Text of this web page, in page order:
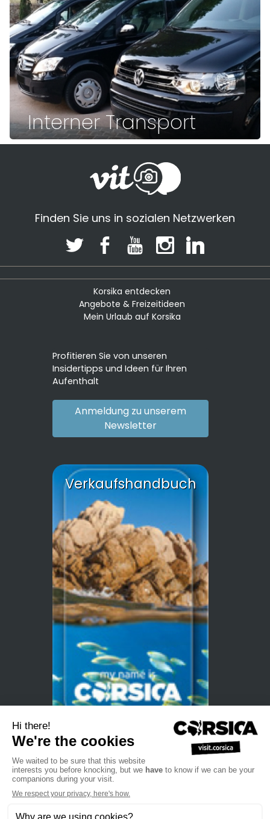
Interner Transport
Finden Sie uns in sozialen Netzwerken
Korsika entdecken
Angebote & Freizeitideen
Mein Urlaub auf Korsika
Profitieren Sie von unseren
Insidertipps und Ideen für Ihren
Aufenthalt
Anmeldung zu unserem
Newsletter
Verkaufshandbuch